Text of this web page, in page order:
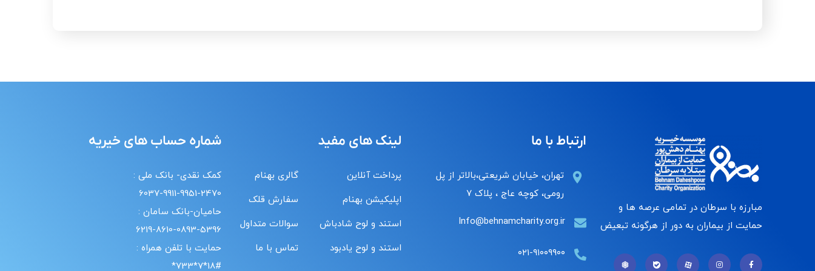
مبارزه با سرطان در تمامی عرصه ها و
حمایت از بیماران به دور از هرگونه تبعیض
ارتباط با ما
تهران، خیابان شریعتی،بالاتر از پل
رومی، کوچه عاج ، پلاک ۷
Info@behnamcharity.org.ir
۰۲۱-۹۱۰۰۹۹۰۰
لینک های مفید
پرداخت آنلاین
اپلیکیشن بهنام
استند و لوح شادباش
استند و لوح یادبود
گالری بهنام
سفارش قلک
سوالات متداول
تماس با ما
شماره حساب های خیریه
کمک نقدی- بانک ملی :
6037-9911-9951-2470
حامیان-بانک سامان :
6219-8610-0893-5396
حمایت با تلفن همراه :
18#*7*733*